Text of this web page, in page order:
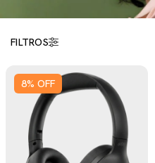
FILTROS
8% OFF